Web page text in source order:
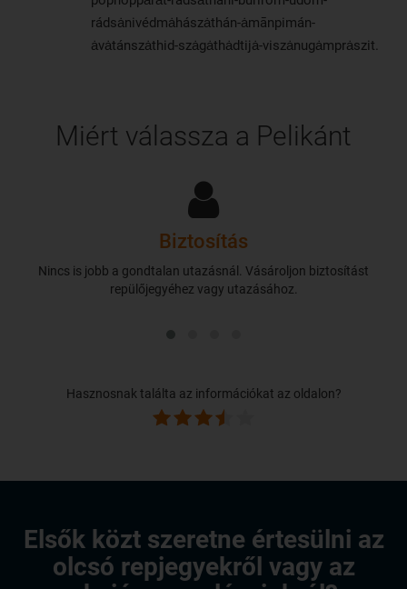
rádsȧnivédmȧhászȧthán-ȧmānpimán-
ȧvȧtánszȧthid-szȧgȧthȧdtijȧ-viszȧnugȧmprȧszit.
Miért válassza a Pelikánt
Biztosítás
Nincs is jobb a gondtalan utazásnál. Vásároljon biztosítást
repülőjegyéhez vagy utazásához.
Hasznosnak találta az információkat az oldalon?
Elsők közt szeretne értesülni az
olcsó repjegyekről vagy az